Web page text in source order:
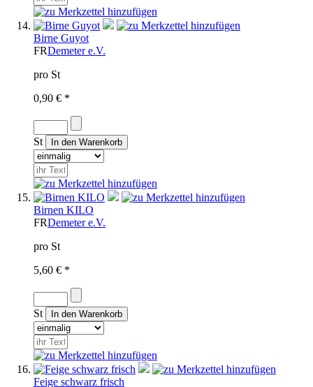
Birne Guyot
FRDemeter e.V.
pro St
0,90 € *
St
Birnen KILO
FRDemeter e.V.
pro St
5,60 € *
St
Feige schwarz frisch